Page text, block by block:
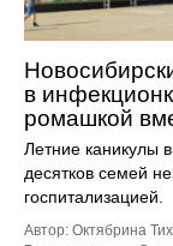
в
ромашкой
Летние каникулы
десятков семей
госпитализацией.
Автор: Октябрина